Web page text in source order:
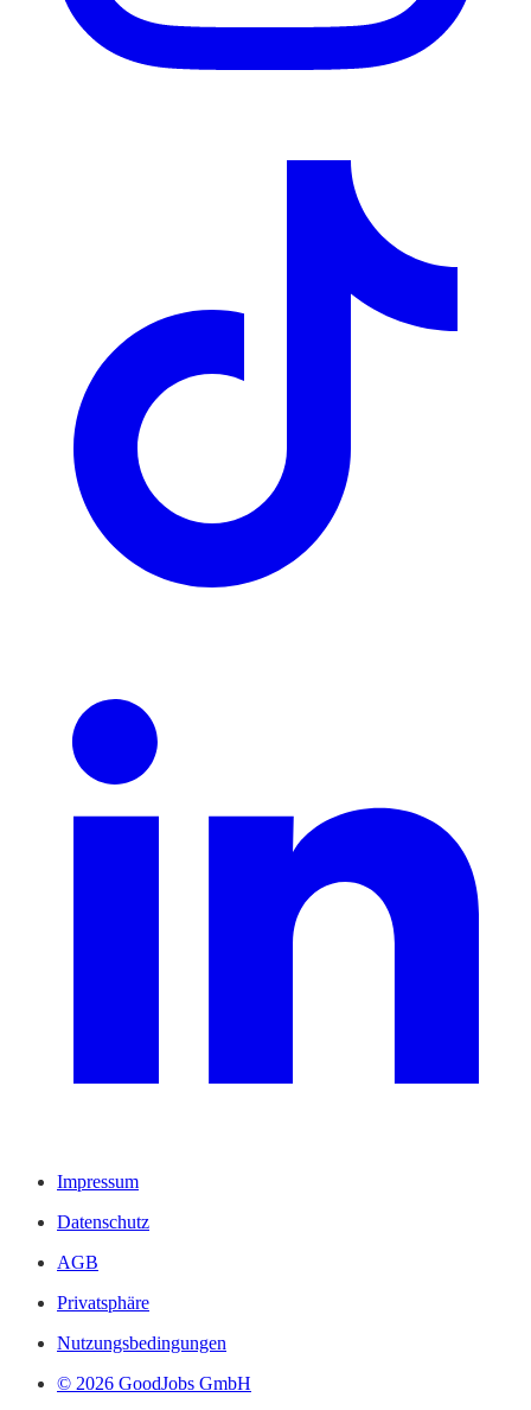
Impressum
Datenschutz
AGB
Privatsphäre
Nutzungsbedingungen
© 2026 GoodJobs GmbH